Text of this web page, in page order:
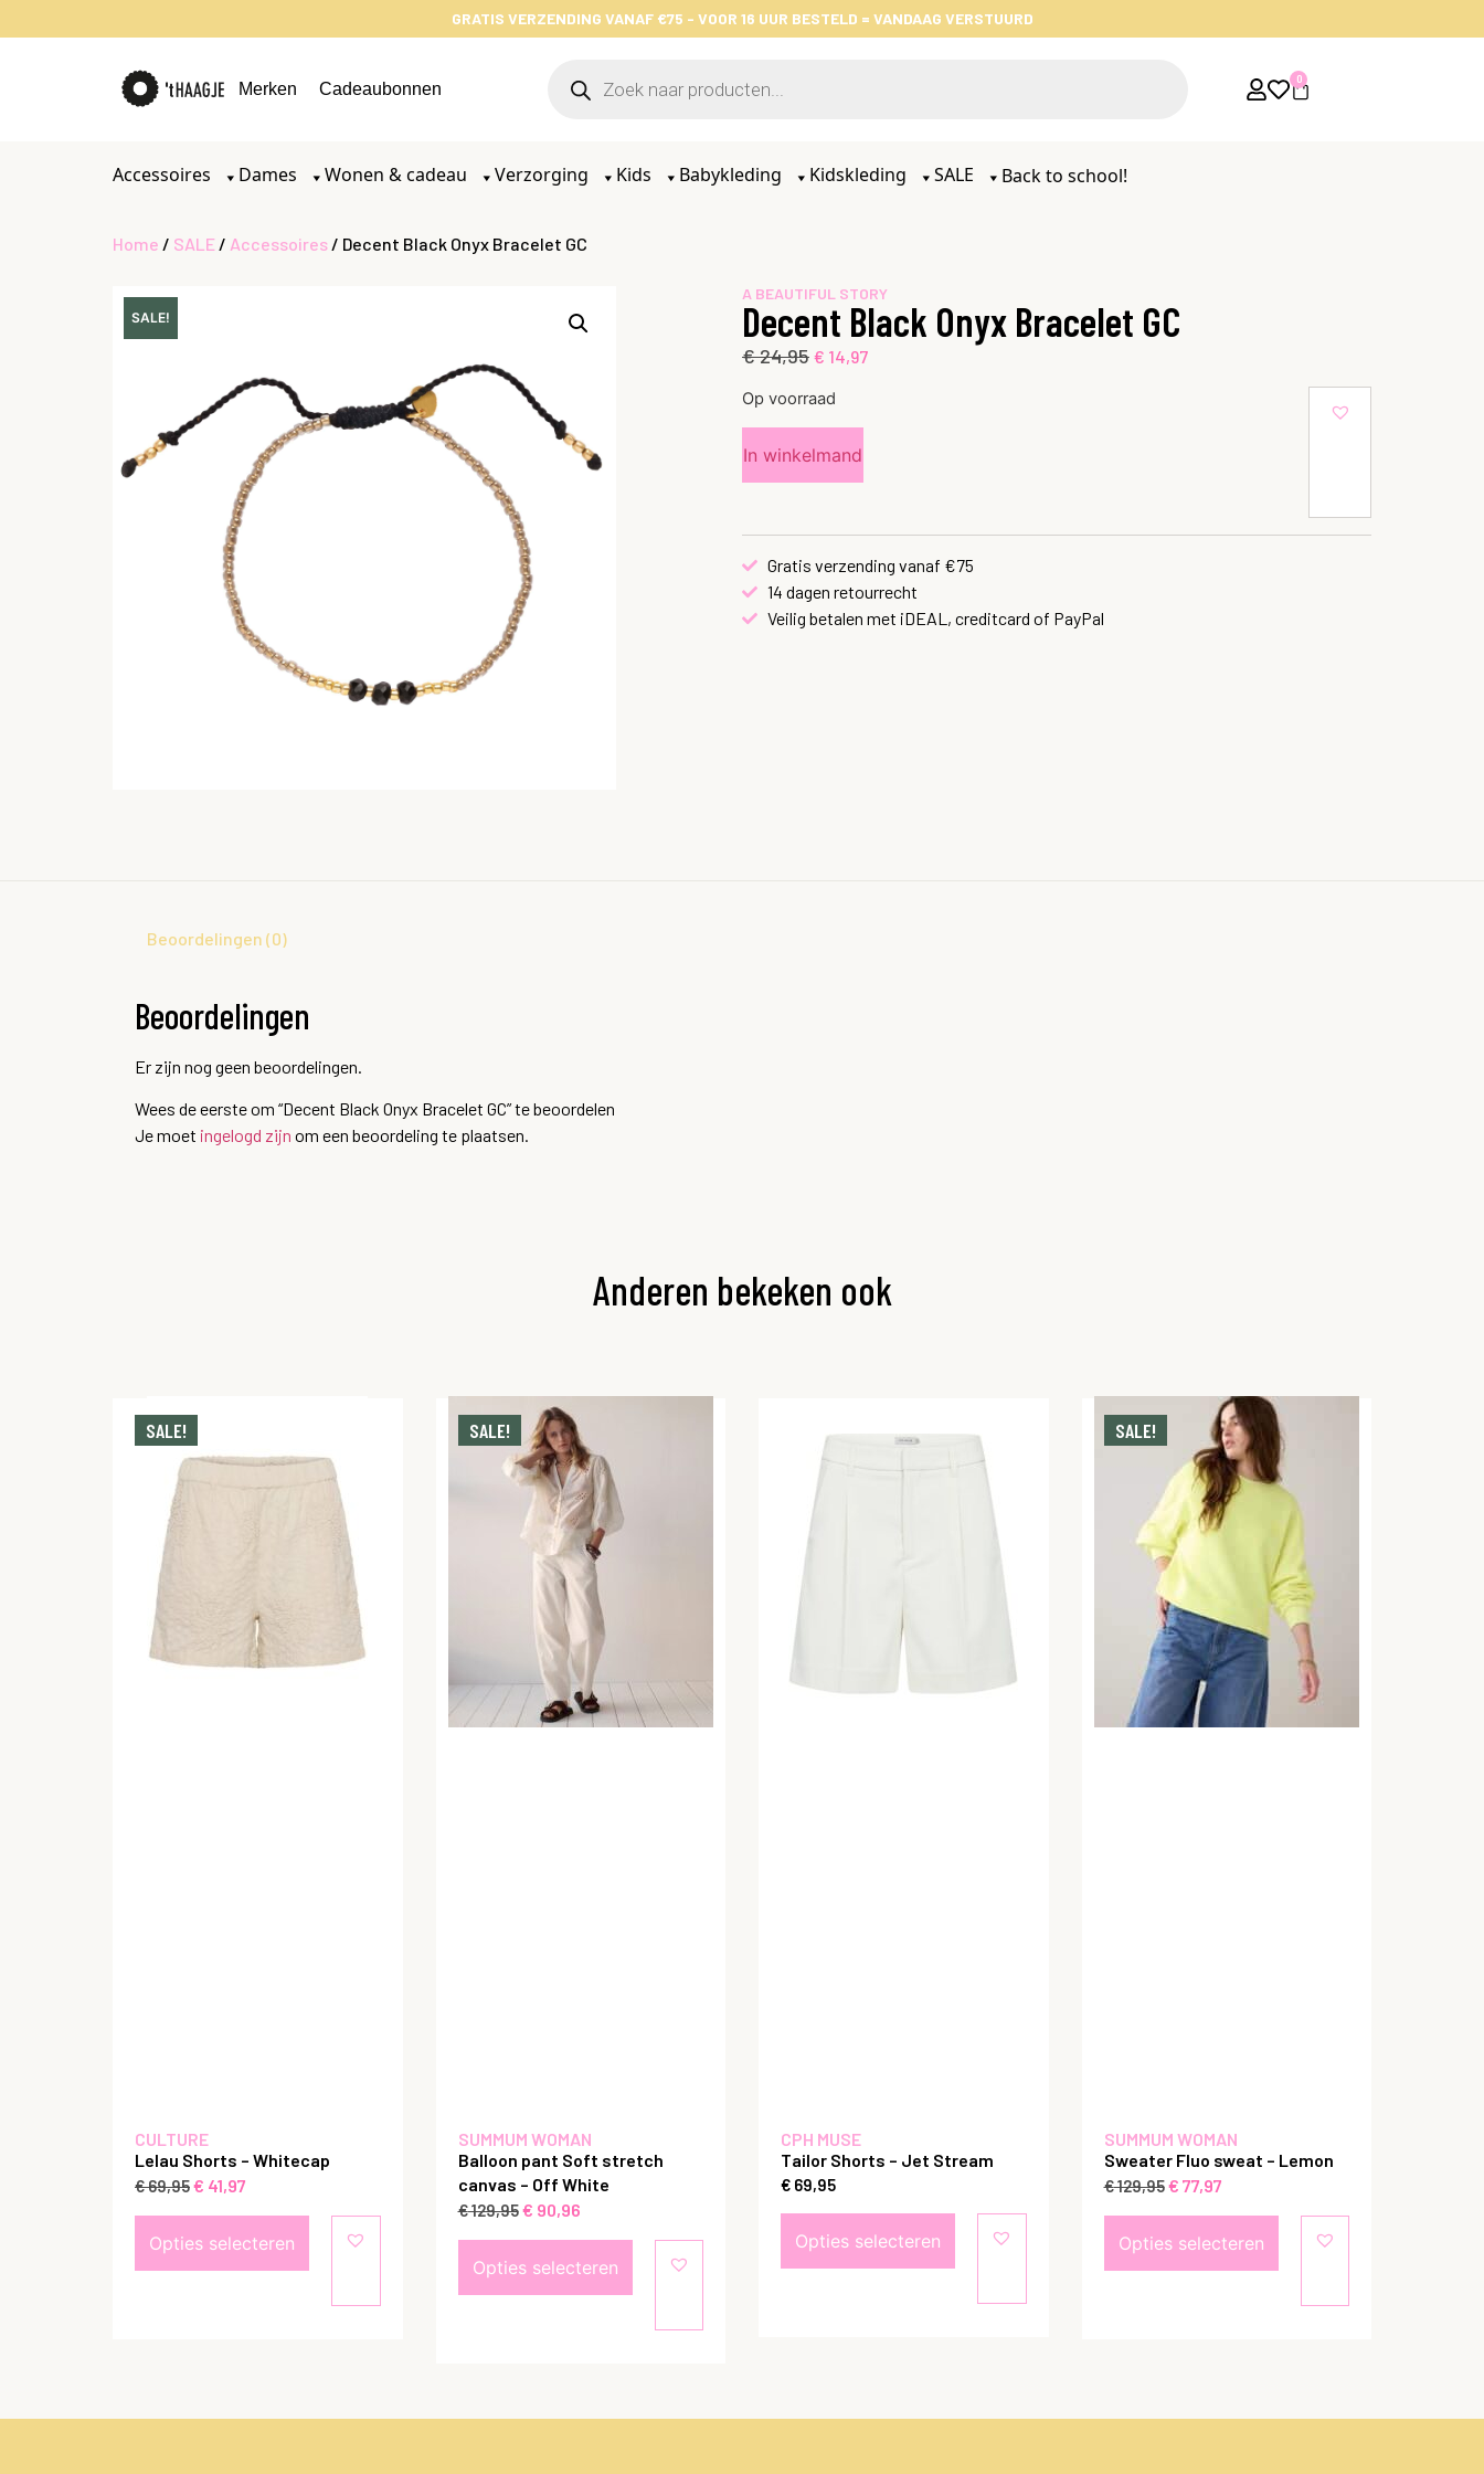
GRATIS VERZENDING VANAF €75 - VOOR 16 UUR BESTELD = VANDAAG VERSTUURD
Merken Cadeaubonnen
0
Accessoires Dames Wonen & cadeau Verzorging Kids Babykleding Kidskleding SALE Back to school!
Home / SALE / Accessoires / Decent Black Onyx Bracelet GC
A BEAUTIFUL STORY
Decent Black Onyx Bracelet GC
€24,95 € 14,97
Op voorraad
In winkelmand
Gratis verzending vanaf €75
14 dagen retourrecht
Veilig betalen met iDEAL, creditcard of PayPal
Beoordelingen (0)
Beoordelingen
Er zijn nog geen beoordelingen.
Wees de eerste om “Decent Black Onyx Bracelet GC” te beoordelen
Je moet ingelogd zijn om een beoordeling te plaatsen.
Anderen bekeken ook
SALE!
CULTURE
Lelau Shorts – Whitecap
€69,95€ 41,97
Opties selecteren
SALE!
SUMMUM WOMAN
Balloon pant Soft stretch
canvas – Off White
€129,95€ 90,96
Opties selecteren
CPH MUSE
Tailor Shorts – Jet Stream
€ 69,95
Opties selecteren
SALE!
SUMMUM WOMAN
Sweater Fluo sweat – Lemon
€129,95€ 77,97
Opties selecteren